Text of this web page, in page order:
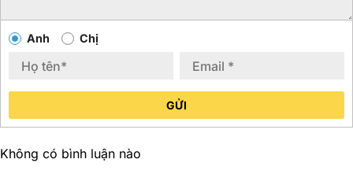
Anh Chị
GỬI
Không có bình luận nào